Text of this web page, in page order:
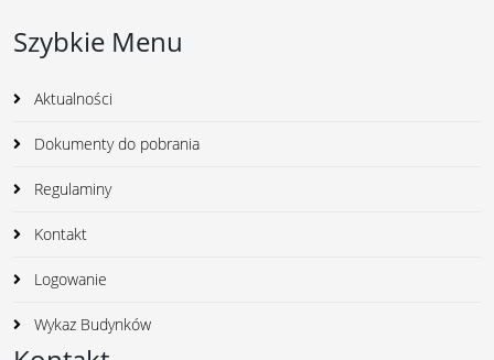
Szybkie Menu
Aktualności
Dokumenty do pobrania
Regulaminy
Kontakt
Logowanie
Wykaz Budynków